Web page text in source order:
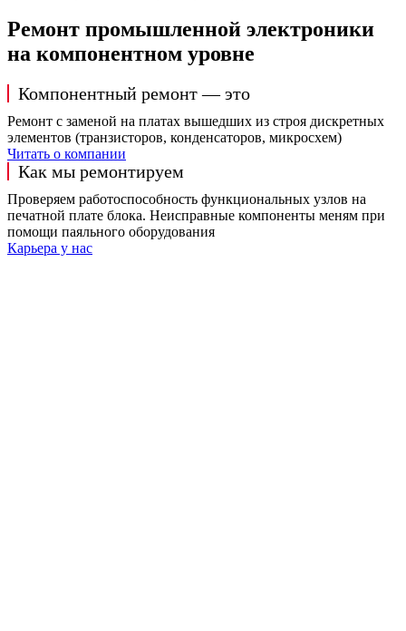
Ремонт промышленной электроники
на компонентном уровне
Компонентный ремонт — это
Ремонт с заменой на платах вышедших из строя дискретных
элементов (транзисторов, конденсаторов, микросхем)
Читать о компании
Как мы ремонтируем
Проверяем работоспособность функциональных узлов на
печатной плате блока. Неисправные компоненты меням при
помощи паяльного оборудования
Карьера у нас